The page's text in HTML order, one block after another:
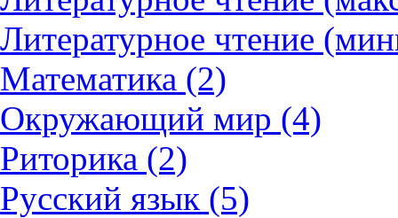
Литературное чтение
Математика (2)
Окружающий мир (4)
Риторика (2)
Русский язык (5)